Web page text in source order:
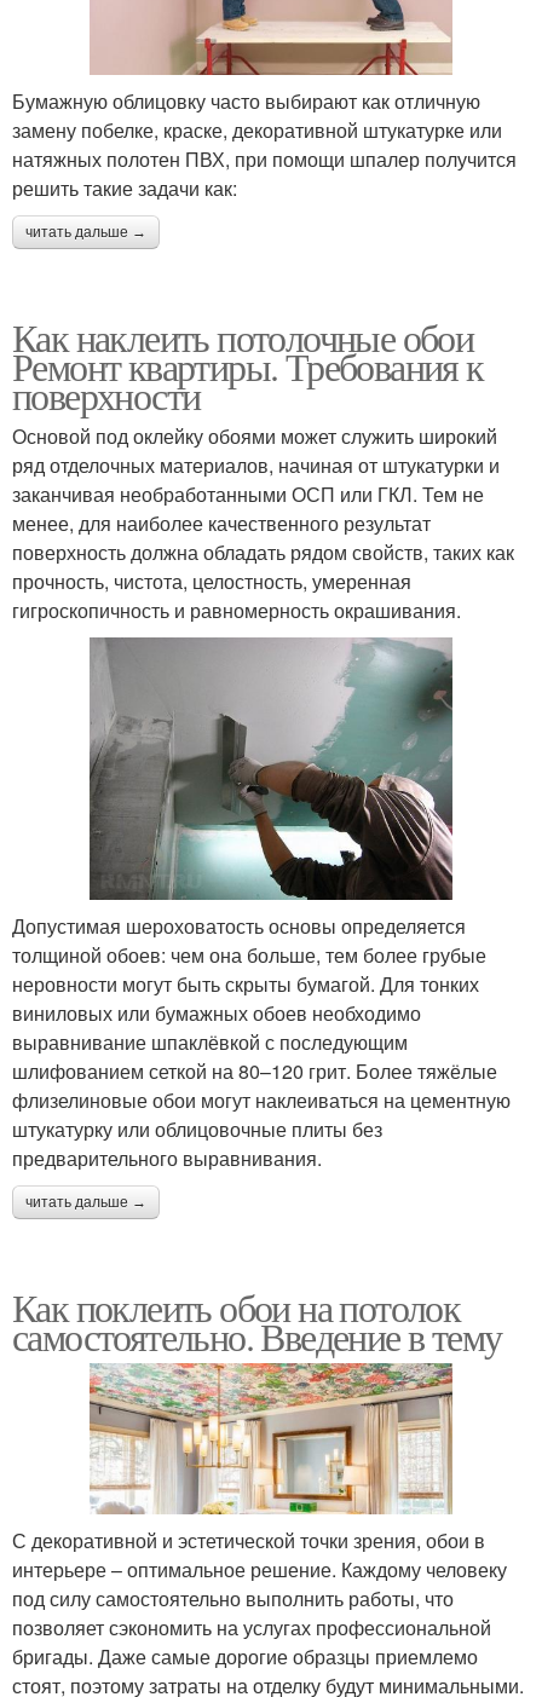
Бумажную облицовку часто выбирают как отличную
замену побелке, краске, декоративной штукатурке или
натяжных полотен ПВХ, при помощи шпалер получится
решить такие задачи как:
читать дальше →
Как наклеить потолочные обои
Ремонт квартиры. Требования к
поверхности
Основой под оклейку обоями может служить широкий
ряд отделочных материалов, начиная от штукатурки и
заканчивая необработанными ОСП или ГКЛ. Тем не
менее, для наиболее качественного результат
поверхность должна обладать рядом свойств, таких как
прочность, чистота, целостность, умеренная
гигроскопичность и равномерность окрашивания.
Допустимая шероховатость основы определяется
толщиной обоев: чем она больше, тем более грубые
неровности могут быть скрыты бумагой. Для тонких
виниловых или бумажных обоев необходимо
выравнивание шпаклёвкой с последующим
шлифованием сеткой на 80–120 грит. Более тяжёлые
флизелиновые обои могут наклеиваться на цементную
штукатурку или облицовочные плиты без
предварительного выравнивания.
читать дальше →
Как поклеить обои на потолок
самостоятельно. Введение в тему
С декоративной и эстетической точки зрения, обои в
интерьере – оптимальное решение. Каждому человеку
под силу самостоятельно выполнить работы, что
позволяет сэкономить на услугах профессиональной
бригады. Даже самые дорогие образцы приемлемо
стоят, поэтому затраты на отделку будут минимальными.